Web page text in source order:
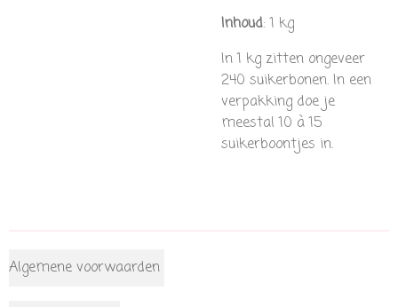
Inhoud: 1 kg
In 1 kg zitten ongeveer
240 suikerbonen. In een
verpakking doe je
meestal 10 à 15
suikerboontjes in.
Algemene voorwaarden